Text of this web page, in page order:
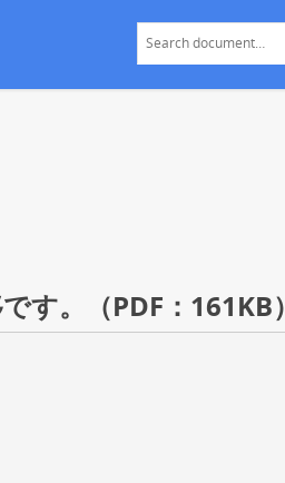
す。（PDF：161KB）